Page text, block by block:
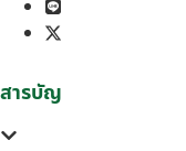
สารบัญ